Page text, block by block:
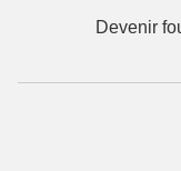
Devenir